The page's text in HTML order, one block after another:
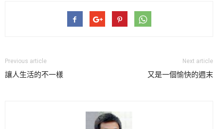
Previous article
讓人生活的不一樣
Next article
又是一個愉快的週末